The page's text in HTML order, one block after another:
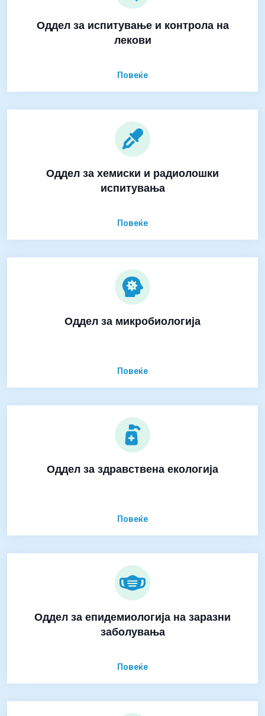
Оддел за испитување и контрола на
лекови
Повеќе
Оддел за хемиски и радиолошки
испитувања
Повеќе
Оддел за микробиологија
Повеќе
Оддел за здравствена екологија
Повеќе
Оддел за епидемиологија на заразни
заболувања
Повеќе